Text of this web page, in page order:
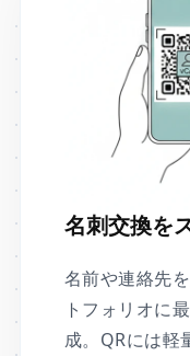
名刺交換を
名前や連絡先
トフォリオに
成。QRには軽